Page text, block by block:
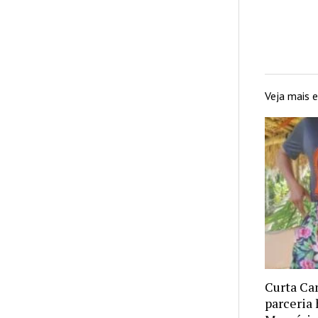
Veja mais
Curta
parceria